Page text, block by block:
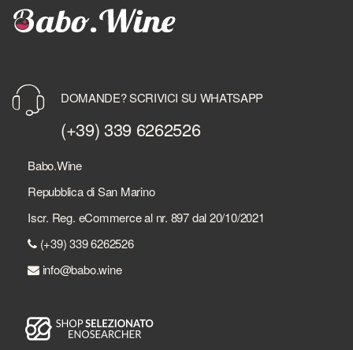
DOMANDE? SCRIVICI SU WHATSAPP
(+39) 339 6262526
Babo.Wine
Repubblica di San Marino
Iscr. Reg. eCommerce al nr. 897 dal 20/10/2021
(+39) 339 6262526
info@babo.wine